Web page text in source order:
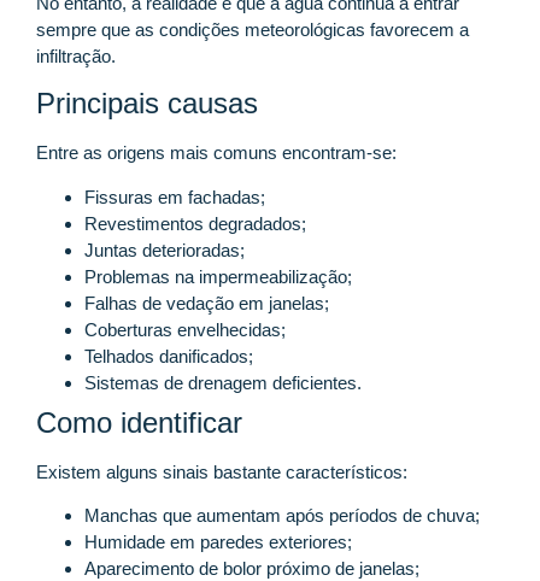
sempre que as condições meteorológicas favorecem a
infiltração.
Principais causas
Entre as origens mais comuns encontram-se:
Fissuras em fachadas;
Revestimentos degradados;
Juntas deterioradas;
Problemas na impermeabilização;
Falhas de vedação em janelas;
Coberturas envelhecidas;
Telhados danificados;
Sistemas de drenagem deficientes.
Como identificar
Existem alguns sinais bastante característicos:
Manchas que aumentam após períodos de chuva;
Humidade em paredes exteriores;
Aparecimento de bolor próximo de janelas;